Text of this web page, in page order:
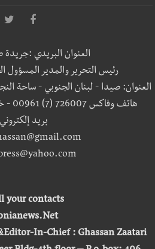
العنوان البريدي :جريدة
رئيس التحرير والمدير المسؤول
العنوان: صيدا - لبنان الجنوبي - ساحة
هاتف وفاكس 726007 (7) 00961 - خليوي 226013 (3) 00961
بريد
your contacts
In-Chief : Ghassan Zaatari